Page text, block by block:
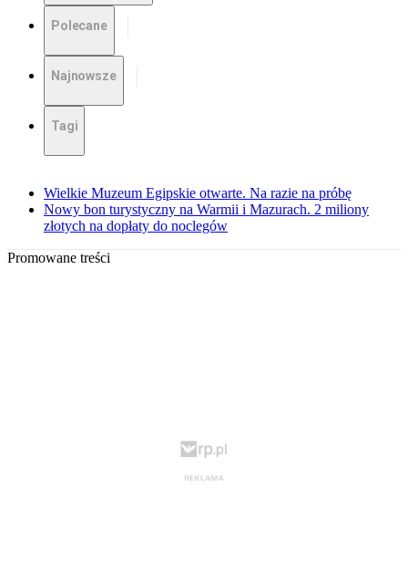
Polecane
Najnowsze
Tagi
Wielkie Muzeum Egipskie otwarte. Na razie na próbę
Nowy bon turystyczny na Warmii i Mazurach. 2 miliony
złotych na dopłaty do noclegów
Promowane treści